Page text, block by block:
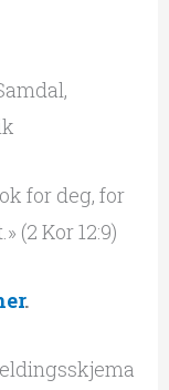
for deg, for
(2 Kor 12:9)
r.